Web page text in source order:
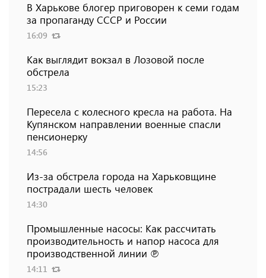
В Харькове блогер приговорен к семи годам
за пропаганду СССР и России
16:09
Как выглядит вокзал в Лозовой после
обстрела
15:23
Пересела с колесного кресла на работа. На
Купянском направлении военные спасли
пенсионерку
14:56
Из-за обстрела города на Харьковщине
пострадали шесть человек
14:30
Промышленные насосы: Как рассчитать
производительность и напор насоса для
производственной линии ℗
14:11